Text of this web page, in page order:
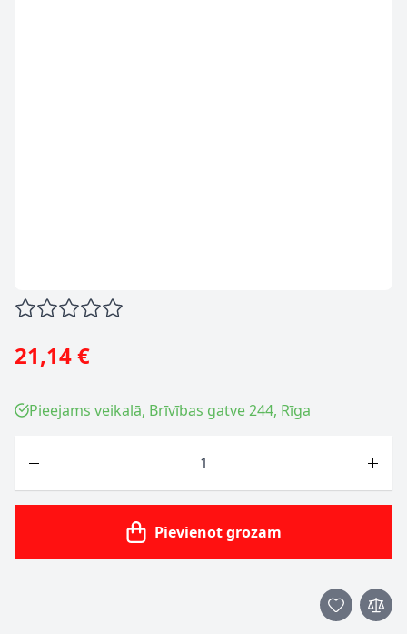
21,14 €
Pieejams veikalā, Brīvības gatve 244, Rīga
Pievienot grozam